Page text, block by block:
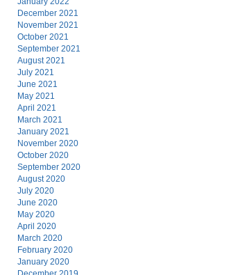
December 2021
November 2021
October 2021
September 2021
August 2021
July 2021
June 2021
May 2021
April 2021
March 2021
January 2021
November 2020
October 2020
September 2020
August 2020
July 2020
June 2020
May 2020
April 2020
March 2020
February 2020
January 2020